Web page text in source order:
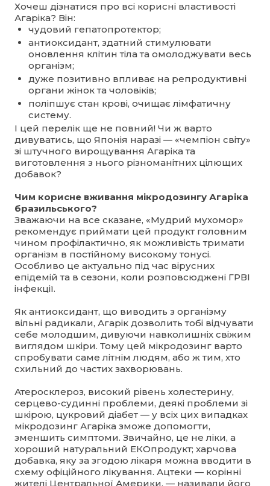
Хочеш дізнатися про всі корисні властивості
Агаріка? Він:
чудовий гепатопротектор;
антиоксидант, здатний стимулювати
оновлення клітин тіла та омолоджувати весь
організм;
дуже позитивно впливає на репродуктивні
органи жінок та чоловіків;
поліпшує стан крові, очищає лімфатичну
систему.
І цей перелік ще не повний! Чи ж варто
дивуватись, що Японія наразі — «чемпіон світу»
зі штучного вирощування Агаріка та
виготовлення з нього різноманітних цілющих
добавок?
Чим корисне вживання мікродозингу Агаріка
бразильського?
Зважаючи на все сказане, «Мудрий мухомор»
рекомендує приймати цей продукт головним
чином профілактично, як можливість тримати
організм в постійному високому тонусі.
Особливо це актуально під час вірусних
епідемій та в сезони, коли розповсюджені ГРВІ
інфекції.
Як антиоксидант, що виводить з організму
вільні радикали, Агарік дозволить тобі відчувати
себе молодшим, дивуючи навколишніх свіжим
виглядом шкіри. Тому цей мікродозинг варто
спробувати саме літнім людям, або ж тим, хто
схильний до частих захворювань.
Атеросклероз, високий рівень холестерину,
серцево-судинні проблеми, деякі проблеми зі
шкірою, цукровий діабет — у всіх цих випадках
мікродозинг Агаріка зможе допомогти,
зменшить симптоми. Звичайно, це не ліки, а
хороший натуральний ЕКОпродукт; харчова
добавка, яку за згодою лікаря можна вводити в
схему офіційного лікування. Ацтеки — корінні
жителі Центральної Америки, — називали його